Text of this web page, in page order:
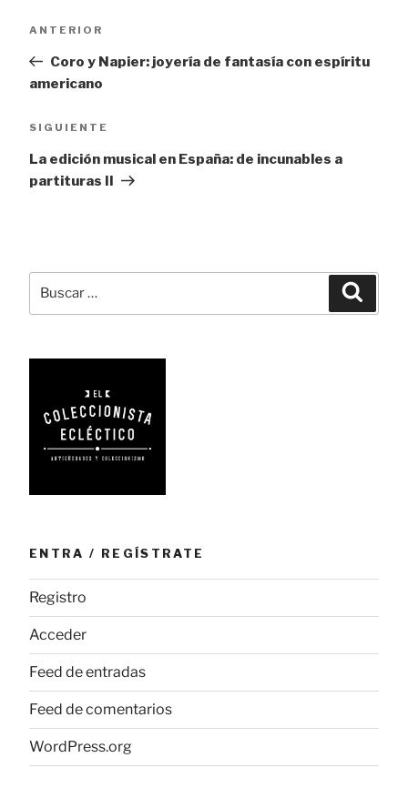
entradas
Entrada
ANTERIOR
Coro y Napier: joyería de fantasía con espíritu
americano
Siguiente
SIGUIENTE
La edición musical en España: de incunables a
partituras II
por:
ENTRA / REGÍSTRATE
Registro
Acceder
Feed de entradas
Feed de comentarios
WordPress.org